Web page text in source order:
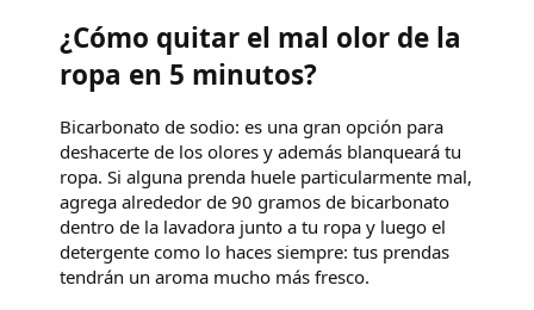
¿Cómo quitar el mal olor de la
ropa en 5 minutos?
Bicarbonato de sodio: es una gran opción para
deshacerte de los olores y además blanqueará tu
ropa. Si alguna prenda huele particularmente mal,
agrega alrededor de 90 gramos de bicarbonato
dentro de la lavadora junto a tu ropa y luego el
detergente como lo haces siempre: tus prendas
tendrán un aroma mucho más fresco.